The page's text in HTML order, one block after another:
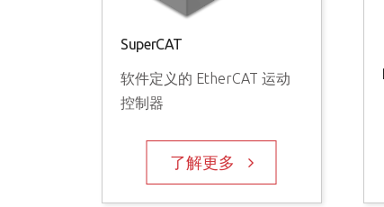
SuperCAT
软件定义的 EtherCAT 运动
控制器
了解更多